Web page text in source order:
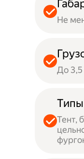
Не
До 3,5
Типы
Тент,